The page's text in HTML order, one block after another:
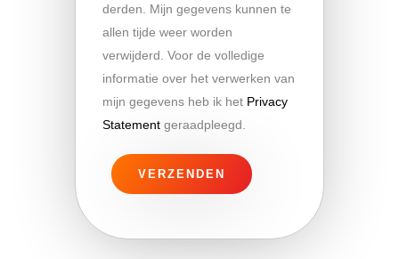
derden. Mijn gegevens kunnen te
allen tijde weer worden
verwijderd. Voor de volledige
informatie over het verwerken van
mijn gegevens heb ik het Privacy
Statement geraadpleegd.